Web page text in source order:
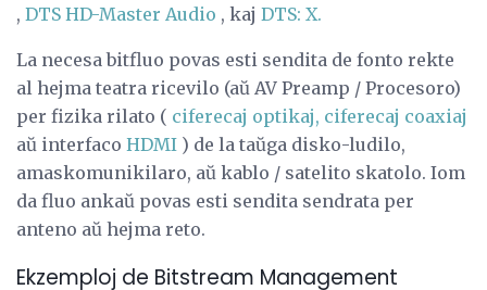
, DTS HD-Master Audio , kaj DTS: X.
La necesa bitfluo povas esti sendita de fonto rekte
al hejma teatra ricevilo (aŭ AV Preamp / Procesoro)
per fizika rilato ( ciferecaj optikaj, ciferecaj coaxiaj
aŭ interfaco HDMI ) de la taŭga disko-ludilo,
amaskomunikilaro, aŭ kablo / satelito skatolo. Iom
da fluo ankaŭ povas esti sendita sendrata per
anteno aŭ hejma reto.
Ekzemploj de Bitstream Management